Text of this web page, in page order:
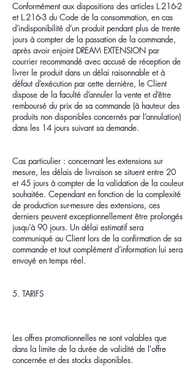
Conformément aux dispositions des articles L.216-2
et L.216-3 du Code de la consommation, en cas
d’indisponibilité d’un produit pendant plus de trente
jours à compter de la passation de la commande,
après avoir enjoint DREAM EXTENSION par
courrier recommandé avec accusé de réception de
livrer le produit dans un délai raisonnable et à
défaut d’exécution par cette dernière, le Client
dispose de la faculté d’annuler la vente et d’être
remboursé du prix de sa commande (à hauteur des
produits non disponibles concernés par l’annulation)
dans les 14 jours suivant sa demande.
Cas particulier : concernant les extensions sur
mesure, les délais de livraison se situent entre 20
et 45 jours à compter de la validation de la couleur
souhaitée. Cependant en fonction de la complexité
de production sur-mesure des extensions, ces
derniers peuvent exceptionnellement être prolongés
jusqu'à 90 jours. Un délai estimatif sera
communiqué au Client lors de la confirmation de sa
commande et tout complément d’information lui sera
envoyé en temps réel.
5. TARIFS
Les offres promotionnelles ne sont valables que
dans la limite de la durée de validité de l'offre
concernée et des stocks disponibles.